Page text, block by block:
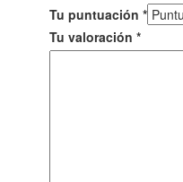
Tu puntuación *
Tu valoración *